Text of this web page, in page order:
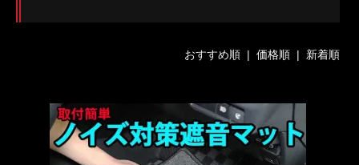
おすすめ順 | 価格順| 新着順